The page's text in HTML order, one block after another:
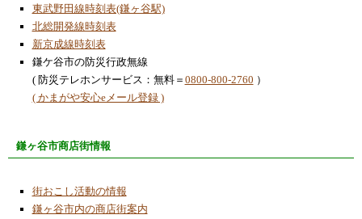
東武野田線時刻表(鎌ヶ谷駅)
北総開発線時刻表
新京成線時刻表
鎌ケ谷市の防災行政無線
( 防災テレホンサービス：無料＝ 0800-800-2760 ）
( かまがや安心eメール登録 )
鎌ヶ谷市商店街情報
街おこし活動の情報
鎌ヶ谷市内の商店街案内